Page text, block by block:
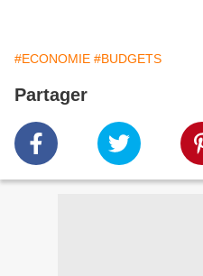
#ECONOMIE #BUDGETS
Partager